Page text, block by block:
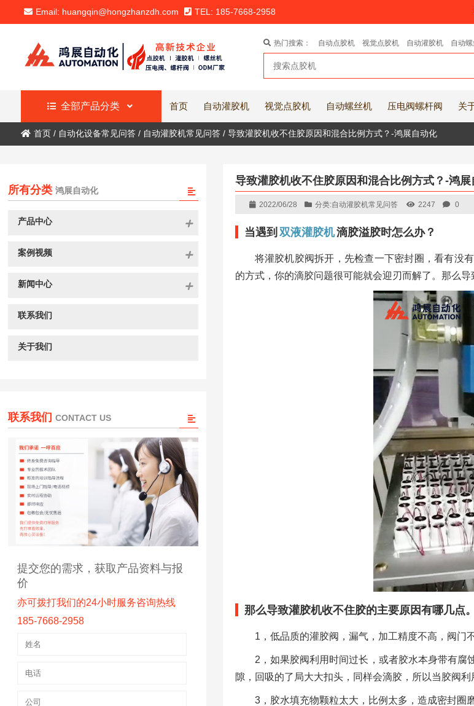
Email: huangqin@hongzhanzdh.com TEL: 185-7668-2958
热门搜索： 自动点胶机 视觉点胶机 自动灌胶机 自动
全部产品分类 首页 自动灌胶机 视觉点胶机 自动螺丝机 压电阀螺杆阀 关
首页/ 自动化设备常见问答/ 自动灌胶机常见问答/ 导致灌胶机收不住胶原因和混合比例方式？-鸿展自动化
导致灌胶机收不住胶原因和混合比例方式？-鸿展
2022/06/28 分类:自动灌胶机常见问答 2247 0
当遇到 双液灌胶机滴胶溢胶时怎么办？
将灌胶机胶阀拆开，先检查一下密封圈，看有没
的方式，你的滴胶问题很可能就会迎刃而解了。那么导
那么导致灌胶机收不住胶的主要原因有哪几点。
1，低品质的灌胶阀，漏气，加工精度不高，阀门
2，如果胶阀利用时间过长，或者胶水本身带有腐
隙，回吸的了局大大扣头，同样会滴胶，所以当胶阀
3，胶水填充物颗粒太大，比例太多，造成密封圈
所有分类 鸿展自动化
产品中心
案例视频
新闻中心
联系我们
关于我们
联系我们 CONTACT US
提交您的需求，获取产品资料与报
价
亦可拨打我们的24小时服务咨询热线
185-7668-2958